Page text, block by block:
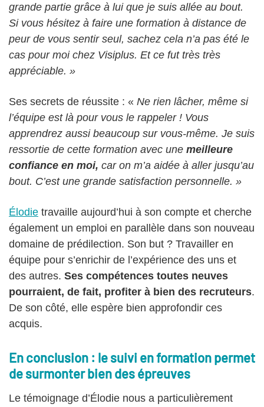
grande partie grâce à lui que je suis allée au bout.
Si vous hésitez à faire une formation à distance de
peur de vous sentir seul, sachez cela n’a pas été le
cas pour moi chez Visiplus. Et ce fut très très
appréciable. »
Ses secrets de réussite : « Ne rien lâcher, même si
l’équipe est là pour vous le rappeler ! Vous
apprendrez aussi beaucoup sur vous-même. Je suis
ressortie de cette formation avec une meilleure
confiance en moi, car on m’a aidée à aller jusqu’au
bout. C’est une grande satisfaction personnelle. »
Élodie travaille aujourd’hui à son compte et cherche
également un emploi en parallèle dans son nouveau
domaine de prédilection. Son but ? Travailler en
équipe pour s’enrichir de l’expérience des uns et
des autres. Ses compétences toutes neuves
pourraient, de fait, profiter à bien des recruteurs.
De son côté, elle espère bien approfondir ces
acquis.
En conclusion : le suivi en formation permet
de surmonter bien des épreuves
Le témoignage d’Élodie nous a particulièrement